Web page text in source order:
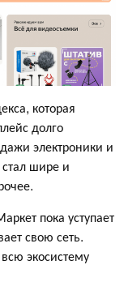
которая
долго
электроники и
шире и
пока уступает
свою сеть.
экосистему